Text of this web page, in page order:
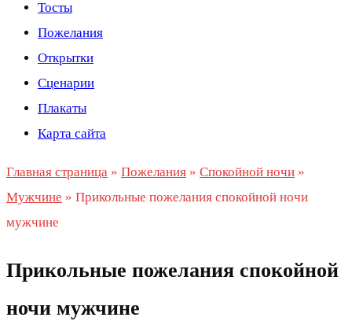
Тосты
Пожелания
Открытки
Сценарии
Плакаты
Карта сайта
Главная страница » Пожелания » Спокойной ночи »
Мужчине » Прикольные пожелания спокойной ночи
мужчине
Прикольные пожелания спокойной
ночи мужчине